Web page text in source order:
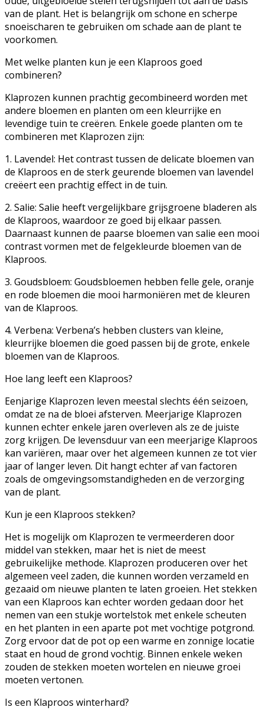
van de plant. Het is belangrijk om schone en scherpe
snoeischaren te gebruiken om schade aan de plant te
voorkomen.
Met welke planten kun je een Klaproos goed
combineren?
Klaprozen kunnen prachtig gecombineerd worden met
andere bloemen en planten om een kleurrijke en
levendige tuin te creëren. Enkele goede planten om te
combineren met Klaprozen zijn:
1. Lavendel: Het contrast tussen de delicate bloemen van
de Klaproos en de sterk geurende bloemen van lavendel
creëert een prachtig effect in de tuin.
2. Salie: Salie heeft vergelijkbare grijsgroene bladeren als
de Klaproos, waardoor ze goed bij elkaar passen.
Daarnaast kunnen de paarse bloemen van salie een mooi
contrast vormen met de felgekleurde bloemen van de
Klaproos.
3. Goudsbloem: Goudsbloemen hebben felle gele, oranje
en rode bloemen die mooi harmoniëren met de kleuren
van de Klaproos.
4. Verbena: Verbena’s hebben clusters van kleine,
kleurrijke bloemen die goed passen bij de grote, enkele
bloemen van de Klaproos.
Hoe lang leeft een Klaproos?
Eenjarige Klaprozen leven meestal slechts één seizoen,
omdat ze na de bloei afsterven. Meerjarige Klaprozen
kunnen echter enkele jaren overleven als ze de juiste
zorg krijgen. De levensduur van een meerjarige Klaproos
kan variëren, maar over het algemeen kunnen ze tot vier
jaar of langer leven. Dit hangt echter af van factoren
zoals de omgevingsomstandigheden en de verzorging
van de plant.
Kun je een Klaproos stekken?
Het is mogelijk om Klaprozen te vermeerderen door
middel van stekken, maar het is niet de meest
gebruikelijke methode. Klaprozen produceren over het
algemeen veel zaden, die kunnen worden verzameld en
gezaaid om nieuwe planten te laten groeien. Het stekken
van een Klaproos kan echter worden gedaan door het
nemen van een stukje wortelstok met enkele scheuten
en het planten in een aparte pot met vochtige potgrond.
Zorg ervoor dat de pot op een warme en zonnige locatie
staat en houd de grond vochtig. Binnen enkele weken
zouden de stekken moeten wortelen en nieuwe groei
moeten vertonen.
Is een Klaproos winterhard?